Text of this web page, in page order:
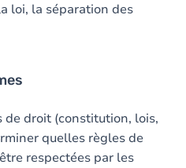
loi, la séparation des
de droit (constitution, lois,
quelles règles de
respectées par les